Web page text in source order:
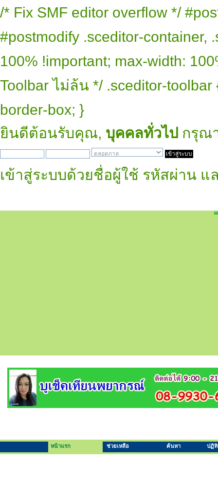
/* Fix SMF editor overflow */
#postmodify .sceditor-container,
100% !important; max-width:
Toolbar ไม่ล้น */ .sceditor-
border-box; }
ยินดีต้อนรับคุณ, บุคคลทั่วไป กรุณ
เข้าสู่ระบบด้วยชื่อผู้ใช้ รหัสผ่าน แ
หน้าแรก ช่วยเหลือ ค้นหา ปฏิ